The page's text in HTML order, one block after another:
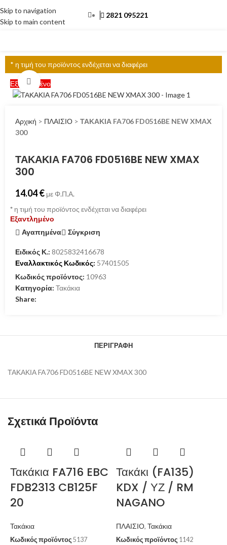
Skip to navigation
Skip to main content
2821 095221
* η τιμή του προϊόντος ενδέχεται να διαφέρει
ΕξαντλημένοClick to enlarge
Αρχική > ΠΛΑΙΣΙΟ > ΤΑΚΑΚΙΑ FA706 FD0516BE NEW XMAX
300
ΤΑΚΑΚΙΑ FA706 FD0516BE NEW XMAX
300
14.04€ με Φ.Π.Α.
*η τιμή του προϊόντος ενδέχεται να διαφέρει
Εξαντλημένο
Αγαπημένα
Σύγκριση
Ειδικός Κ.: 8025832416678
Εναλλακτικός Κωδικός: 57401505
Κωδικός προϊόντος: 10963
Κατηγορία: Τακάκια
Share:
ΠΕΡΙΓΡΑΦΉ
ΤΑΚΑΚΙΑ FA706 FD0516BE NEW XMAX 300
Σχετικά Προϊόντα
Τακάκια FA716 EBC
FDB2313 CB125F
20
Τακάκια
Κωδικός προϊόντος 5137
Τακάκι (FA135)
KDX / ΥΖ / RM
NAGANO
ΠΛΑΙΣΙΟ, Τακάκια
Κωδικός προϊόντος 1142